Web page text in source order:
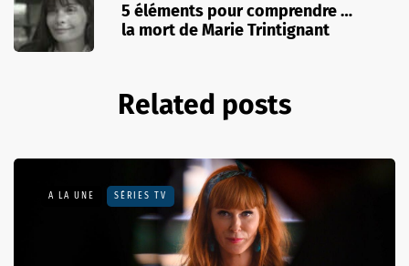
5 éléments pour comprendre …
la mort de Marie Trintignant
Related posts
A LA UNE SÉRIES TV